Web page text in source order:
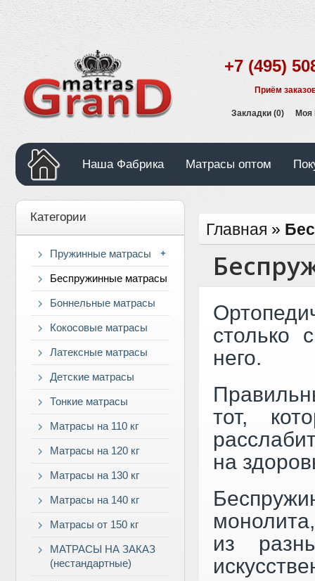
Закладки (0) Моя
+7 (495)
Приём
Наша Фабрика Матрасы оптом
Категории
Пружинные матрасы
Беспружинные матрасы
Боннельные матрасы
Кокосовые матрасы
Латексные матрасы
Детские матрасы
Тонкие матрасы
Матрасы на 110 кг
Матрасы на 120 кг
Матрасы на 130 кг
Матрасы на 140 кг
Матрасы от 150 кг
МАТРАСЫ НА ЗАКАЗ
(нестандартные)
Главная »
столько
него.
тот,
на
из